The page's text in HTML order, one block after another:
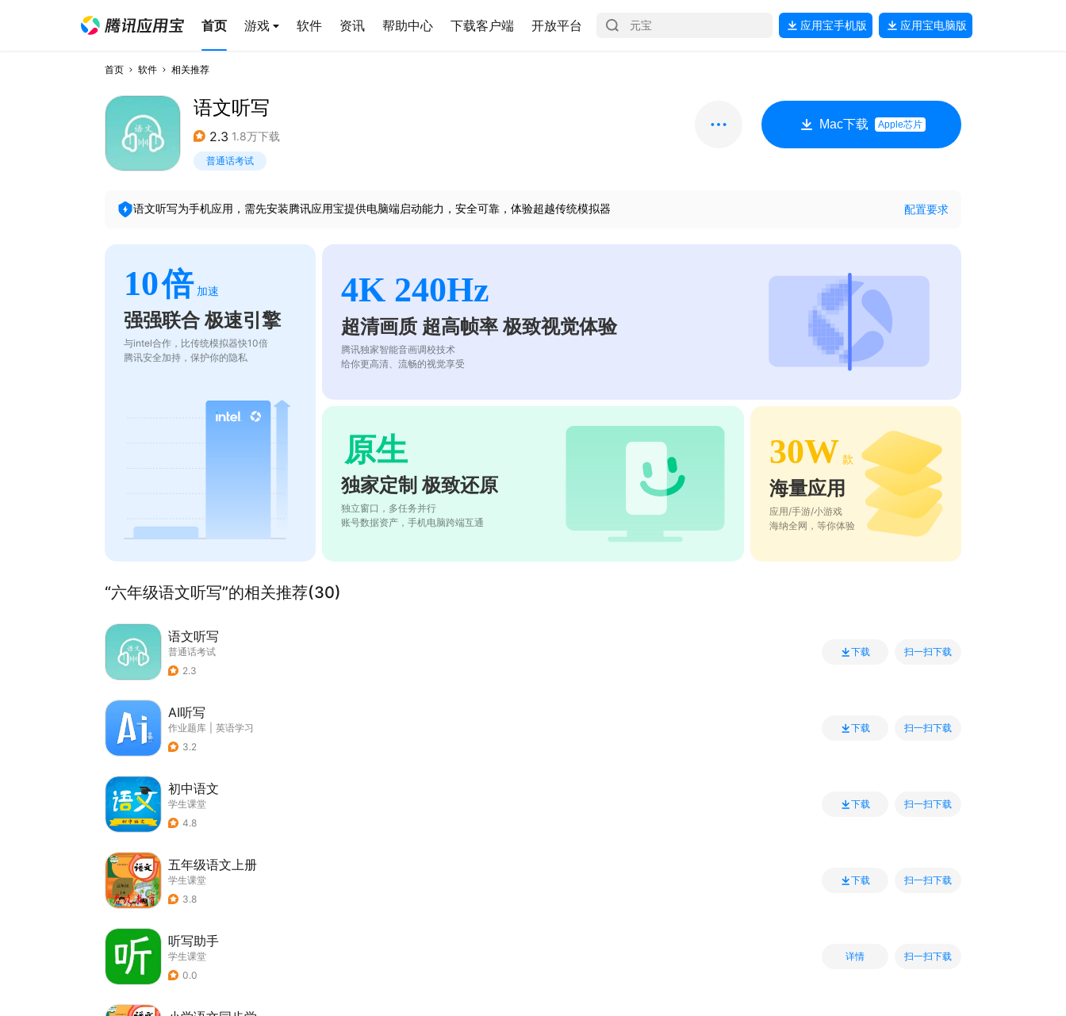
首页 游戏 软件 资讯 帮助中心 下载客户端 开放平台 应用宝手机版 应用宝电脑版
首页 软件 相关推荐
语文听写
2.3 1.8万下载
普通话考试
Mac下载 Apple芯片
语文听写为手机应用，需先安装腾讯应用宝提供电脑端启动能力，安全可靠，体验超越传统模拟器 配置要求
10倍 加速
强强联合 极速引擎
与intel合作，比传统模拟器快10倍
腾讯安全加持，保护你的隐私
4K 240Hz
超清画质 超高帧率 极致视觉体验
腾讯独家智能音画调校技术
给你更高清、流畅的视觉享受
原生
独家定制 极致还原
独立窗口，多任务并行
账号数据资产，手机电脑跨端互通
30W 款
海量应用
应用/手游/小游戏
海纳全网，等你体验
“六年级语文听写”的相关推荐(30)
语文听写
普通话考试
2.3
下载 扫一扫下载
AI听写
作业题库
英语学习
3.2
下载 扫一扫下载
初中语文
学生课堂
4.8
下载 扫一扫下载
五年级语文上册
学生课堂
3.8
下载 扫一扫下载
听写助手
学生课堂
0.0
详情 扫一扫下载